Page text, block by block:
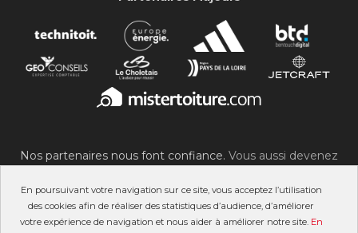
En poursuivant votre navigation sur ce site, vous acceptez l’utilisation
des cookies afin de réaliser des statistiques d’audience, d’améliorer
votre expérience de navigation et nous aider à améliorer notre site. En
Nos partenaires nous font confiance. Vous aussi devenez